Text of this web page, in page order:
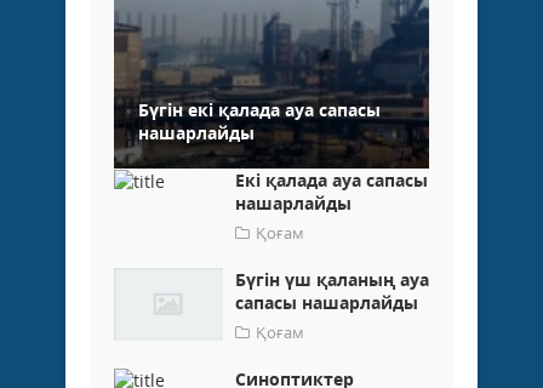
Бүгін екі қалада ауа сапасы
нашарлайды
Екі қалада ауа сапасы
нашарлайды
Қоғам
Бүгін үш қаланың ауа
сапасы нашарлайды
Қоғам
Синоптиктер